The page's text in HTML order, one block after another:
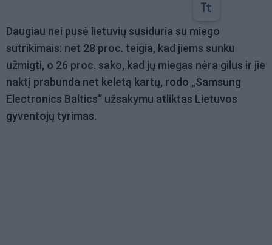
Daugiau nei pusė lietuvių susiduria su miego
sutrikimais: net 28 proc. teigia, kad jiems sunku
užmigti, o 26 proc. sako, kad jų miegas nėra gilus ir jie
naktį prabunda net keletą kartų, rodo „Samsung
Electronics Baltics“ užsakymu atliktas Lietuvos
gyventojų tyrimas.